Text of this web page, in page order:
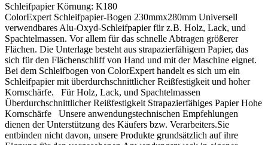
Schleifpapier Körnung: K180
ColorExpert Schleifpapier-Bogen 230mmx280mm Universell
verwendbares Alu-Oxyd-Schleifpapier für z.B. Holz, Lack, und
Spachtelmassen. Vor allem für das schnelle Abtragen größerer
Flächen. Die Unterlage besteht aus strapazierfähigem Papier, das
sich für den Flächenschliff von Hand und mit der Maschine eignet.
Bei dem Schleifbogen von ColorExpert handelt es sich um ein
Schleifpapier mit überdurchschnittlicher Reißfestigkeit und hoher
Kornschärfe. Für Holz, Lack, und Spachtelmassen
Überdurchschnittlicher Reißfestigkeit Strapazierfähiges Papier Hohe
Kornschärfe Unsere anwendungstechnischen Empfehlungen
dienen der Unterstützung des Käufers bzw. Verarbeiters.Sie
entbinden nicht davon, unsere Produkte grundsätzlich auf ihre